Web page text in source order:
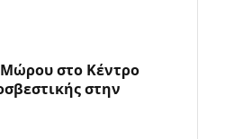
στο Κέντρο
στην